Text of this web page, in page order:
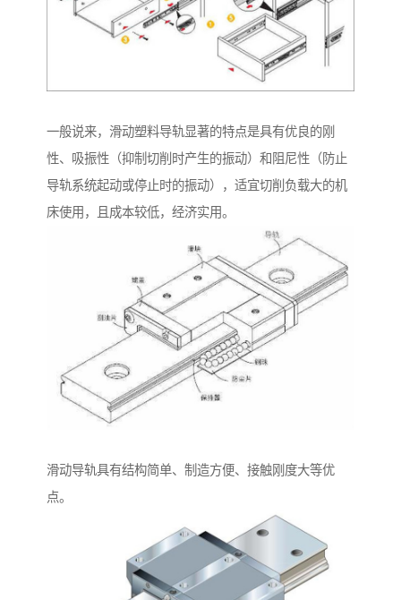
一般说来，滑动塑料导轨显著的特点是具有优良的刚
性、吸振性（抑制切削时产生的振动）和阻尼性（防止
导轨系统起动或停止时的振动），适宜切削负载大的机
床使用，且成本较低，经济实用。
滑动导轨具有结构简单、制造方便、接触刚度大等优
点。